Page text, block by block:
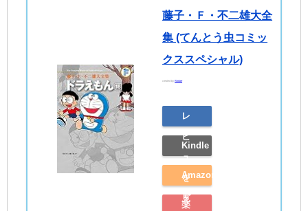
藤子・Ｆ・不二雄大全
集 (てんとう虫コミッ
クススペシャル)
created byRinker
レ
ビ
ュ
を
見
Kindle
Amazon
で
楽